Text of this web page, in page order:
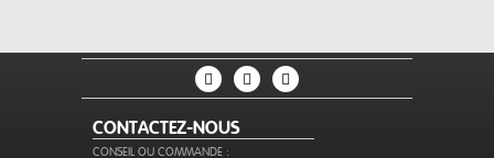
CONTACTEZ-NOUS
CONSEIL OU COMMANDE :